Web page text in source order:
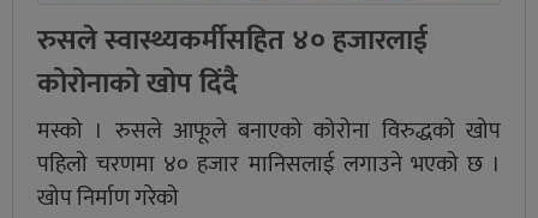
रुसले स्वास्थ्यकर्मीसहित ४० हजारलाई
कोरोनाको खोप दिंदै
मस्को । रुसले आफूले बनाएको कोरोना विरुद्धको खोप
पहिलो चरणमा ४० हजार मानिसलाई लगाउने भएको छ ।
खोप निर्माण गरेको